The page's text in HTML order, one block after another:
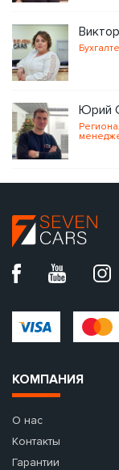
Юрий
КОМПАНИЯ
О нас
Контакты
Гарантии